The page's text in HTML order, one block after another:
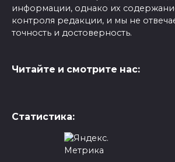
информации, однако их
контроля редакции, и мы не
точность и достоверность.
Читайте и смотрите нас:
Статистика: